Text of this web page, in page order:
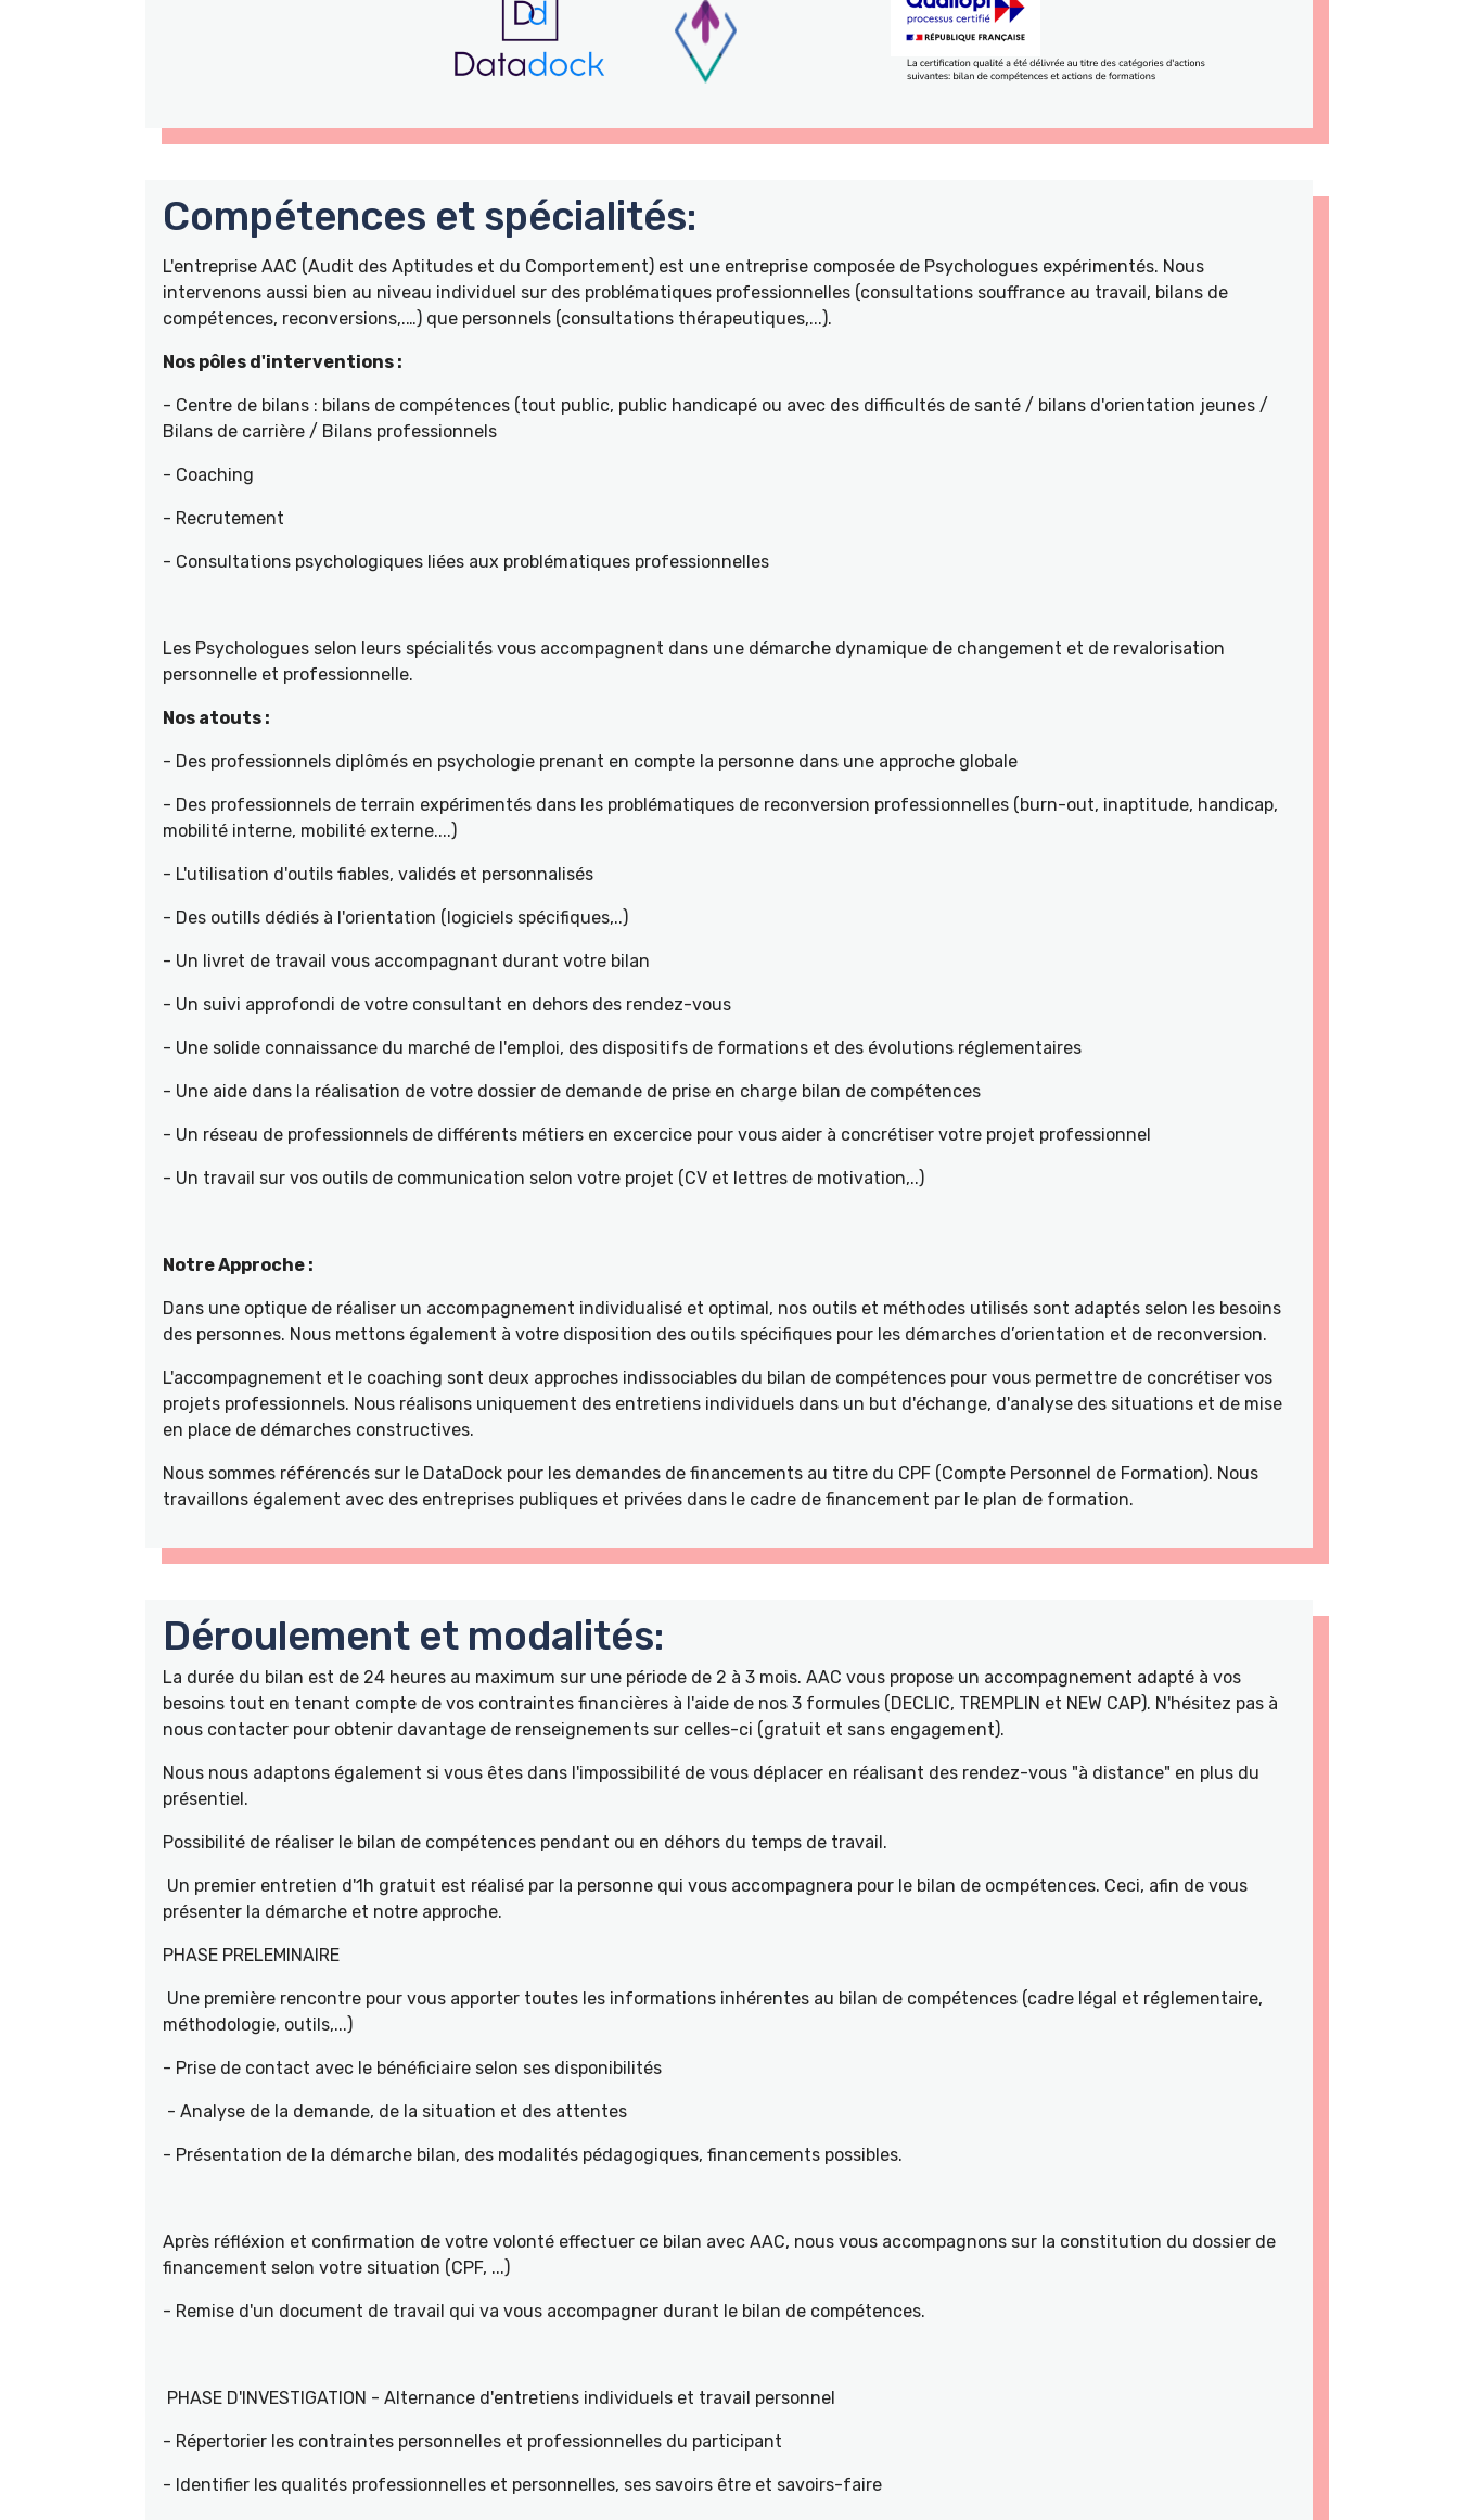
Compétences et spécialités:
L'entreprise AAC (Audit des Aptitudes et du Comportement) est une entreprise composée de Psychologues expérimentés. Nous
intervenons aussi bien au niveau individuel sur des problématiques professionnelles (consultations souffrance au travail, bilans de
compétences, reconversions,.…) que personnels (consultations thérapeutiques,...).
Nos pôles d'interventions :
- Centre de bilans : bilans de compétences (tout public, public handicapé ou avec des difficultés de santé / bilans d'orientation jeunes /
Bilans de carrière / Bilans professionnels
- Coaching
- Recrutement
- Consultations psychologiques liées aux problématiques professionnelles
Les Psychologues selon leurs spécialités vous accompagnent dans une démarche dynamique de changement et de revalorisation
personnelle et professionnelle.
Nos atouts :
- Des professionnels diplômés en psychologie prenant en compte la personne dans une approche globale
- Des professionnels de terrain expérimentés dans les problématiques de reconversion professionnelles (burn-out, inaptitude, handicap,
mobilité interne, mobilité externe....)
- L'utilisation d'outils fiables, validés et personnalisés
- Des outills dédiés à l'orientation (logiciels spécifiques,..)
- Un livret de travail vous accompagnant durant votre bilan
- Un suivi approfondi de votre consultant en dehors des rendez-vous
- Une solide connaissance du marché de l'emploi, des dispositifs de formations et des évolutions réglementaires
- Une aide dans la réalisation de votre dossier de demande de prise en charge bilan de compétences
- Un réseau de professionnels de différents métiers en excercice pour vous aider à concrétiser votre projet professionnel
- Un travail sur vos outils de communication selon votre projet (CV et lettres de motivation,..)
Notre Approche :
Dans une optique de réaliser un accompagnement individualisé et optimal, nos outils et méthodes utilisés sont adaptés selon les besoins
des personnes. Nous mettons également à votre disposition des outils spécifiques pour les démarches d’orientation et de reconversion.
L'accompagnement et le coaching sont deux approches indissociables du bilan de compétences pour vous permettre de concrétiser vos
projets professionnels. Nous réalisons uniquement des entretiens individuels dans un but d'échange, d'analyse des situations et de mise
en place de démarches constructives.
Nous sommes référencés sur le DataDock pour les demandes de financements au titre du CPF (Compte Personnel de Formation). Nous
travaillons également avec des entreprises publiques et privées dans le cadre de financement par le plan de formation.
Déroulement et modalités:
La durée du bilan est de 24 heures au maximum sur une période de 2 à 3 mois. AAC vous propose un accompagnement adapté à vos
besoins tout en tenant compte de vos contraintes financières à l'aide de nos 3 formules (DECLIC, TREMPLIN et NEW CAP). N'hésitez pas à
nous contacter pour obtenir davantage de renseignements sur celles-ci (gratuit et sans engagement).
Nous nous adaptons également si vous êtes dans l'impossibilité de vous déplacer en réalisant des rendez-vous "à distance" en plus du
présentiel.
Possibilité de réaliser le bilan de compétences pendant ou en déhors du temps de travail.
Un premier entretien d'1h gratuit est réalisé par la personne qui vous accompagnera pour le bilan de ocmpétences. Ceci, afin de vous
présenter la démarche et notre approche.
PHASE PRELEMINAIRE
Une première rencontre pour vous apporter toutes les informations inhérentes au bilan de compétences (cadre légal et réglementaire,
méthodologie, outils,...)
- Prise de contact avec le bénéficiaire selon ses disponibilités
- Analyse de la demande, de la situation et des attentes
- Présentation de la démarche bilan, des modalités pédagogiques, financements possibles.
Après réfléxion et confirmation de votre volonté effectuer ce bilan avec AAC, nous vous accompagnons sur la constitution du dossier de
financement selon votre situation (CPF, ...)
- Remise d'un document de travail qui va vous accompagner durant le bilan de compétences.
PHASE D'INVESTIGATION - Alternance d'entretiens individuels et travail personnel
- Répertorier les contraintes personnelles et professionnelles du participant
- Identifier les qualités professionnelles et personnelles, ses savoirs être et savoirs-faire